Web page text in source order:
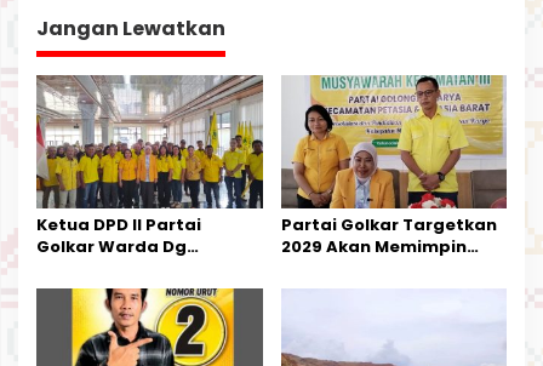
g
a
s
i
p
o
s
Jangan Lewatkan
Ketua DPD II Partai
Golkar Warda Dg
Pengurus Parti
Kecamatan Petasia dan
Kecamatan Petbar
Partai Golkar Targetkan
2029 Akan Memimpin